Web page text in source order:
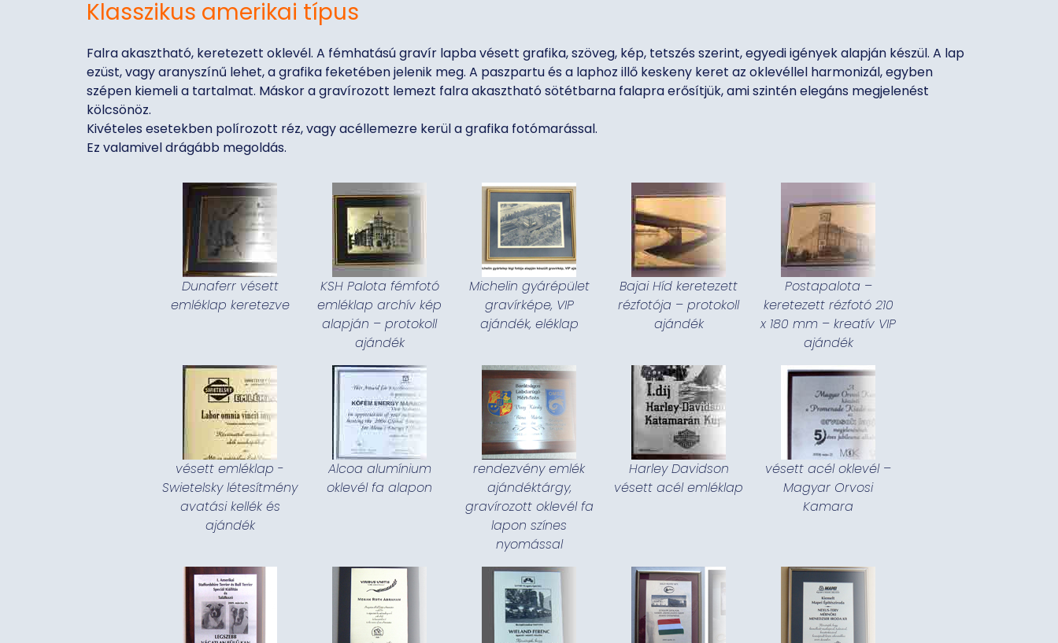
Klasszikus amerikai típus
Falra akasztható, keretezett oklevél. A fémhatású gravír lapba vésett grafika, szöveg, kép, tetszés szerint, egyedi igények alapján készül. A lap
ezüst, vagy aranyszínű lehet, a grafika feketében jelenik meg. A paszpartu és a laphoz illő keskeny keret az oklevéllel harmonizál, egyben
szépen kiemeli a tartalmat. Máskor a gravírozott lemezt falra akasztható sötétbarna falapra erősítjük, ami szintén elegáns megjelenést
kölcsönöz.
Kivételes esetekben polírozott réz, vagy acéllemezre kerül a grafika fotómarással.
Ez valamivel drágább megoldás.
Dunaferr vésett
emléklap keretezve
KSH Palota fémfotó
emléklap archív kép
alapján – protokoll
ajándék
Michelin gyárépület
gravírképe, VIP
ajándék, eléklap
Bajai Híd keretezett
rézfotója – protokoll
ajándék
Postapalota –
keretezett rézfotó 210
x 180 mm – kreatív VIP
ajándék
vésett emléklap -
Swietelsky létesítmény
avatási kellék és
ajándék
Alcoa alumínium
oklevél fa alapon
rendezvény emlék
ajándéktárgy,
gravírozott oklevél fa
lapon színes
nyomással
Harley Davidson
vésett acél emléklap
vésett acél oklevél –
Magyar Orvosi
Kamara